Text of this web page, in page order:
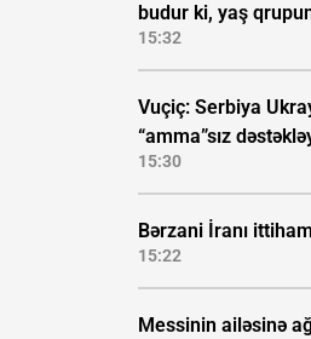
budur ki, yaş
15:32
Vuçiç: Serbiya
“amma”sız
15:30
Bərzani İranı
15:22
Messinin ailəsinə